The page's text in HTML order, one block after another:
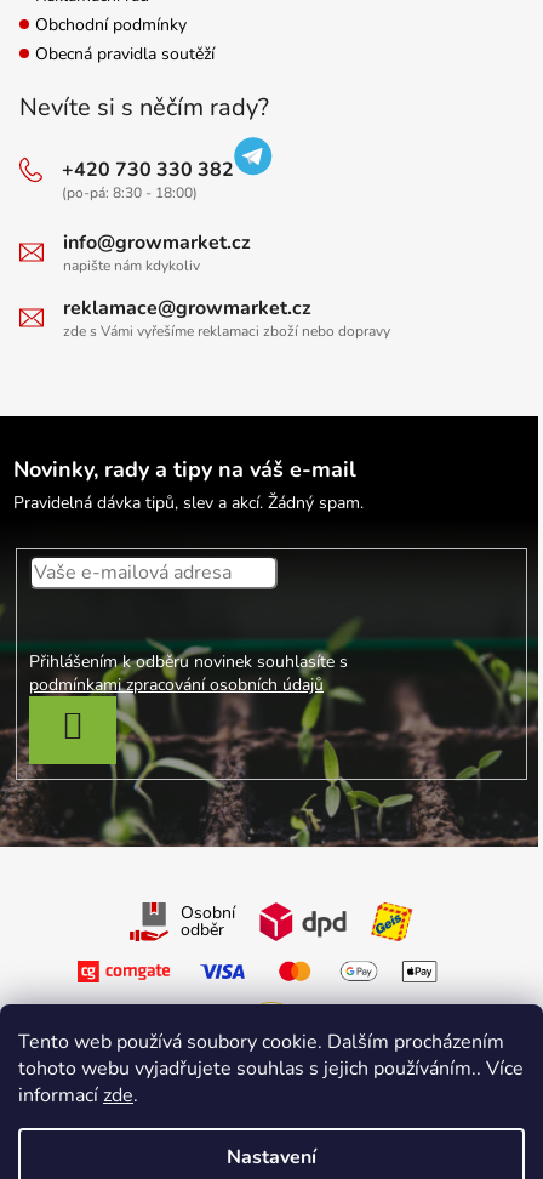
Tento web používá soubory cookie. Dalším procházením
tohoto webu vyjadřujete souhlas s jejich používáním.. Více
informacízde.
Nastavení
Obchodní podmínky
Obecná pravidla soutěží
Nevíte si s něčím rady?
+420 730 330 382
(po-pá: 8:30 - 18:00)
info@growmarket.cz
napište nám kdykoliv
reklamace@growmarket.cz
zde s Vámi vyřešíme reklamaci zboží nebo dopravy
Novinky, rady a tipy na váš e-mail
Pravidelná dávka tipů, slev a akcí. Žádný spam.
Přihlášením k odběru novinek souhlasíte s
podmínkami zpracování osobních údajů
PŘIHLÁSIT SE
Osobní
odběr